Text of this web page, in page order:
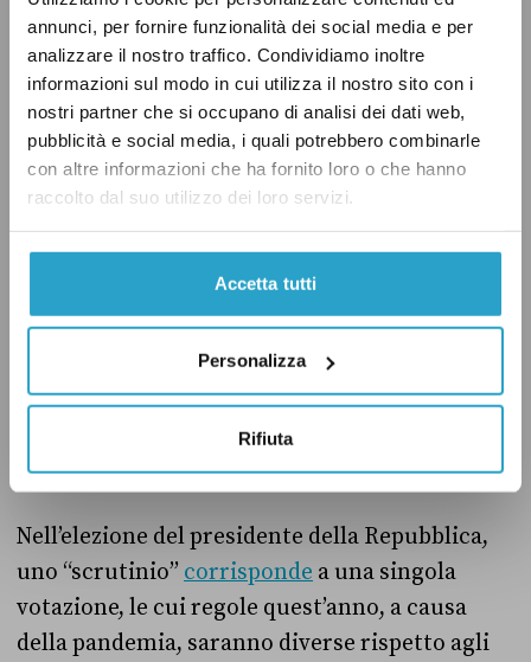
annunci, per fornire funzionalità dei social media e per
analizzare il nostro traffico. Condividiamo inoltre
informazioni sul modo in cui utilizza il nostro sito con i
nostri partner che si occupano di analisi dei dati web,
pubblicità e social media, i quali potrebbero combinarle
con altre informazioni che ha fornito loro o che hanno
raccolto dal suo utilizzo dei loro servizi.
Accetta tutti
Personalizza
Rifiuta
semplicemente “il Colle” oppure “il Quirinale”.
Quorum
Il numero di voti necessario per eleggere il
capo dello Stato varia a seconda della
votazione. Nelle prime tre votazioni il
quest’anno), mentre dalla quarta votazione in
poi basta la maggioranza assoluta: il 50 per
cento dei voti più uno (ossia 505).
Scrutinio
Nell’elezione del presidente della Repubblica,
uno “scrutinio” corrisponde a una singola
votazione, le cui regole quest’anno, a causa
della pandemia, saranno diverse rispetto agli